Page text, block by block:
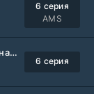
6 серия
AMS
Подразделение специального назначения (2026)
6 серия